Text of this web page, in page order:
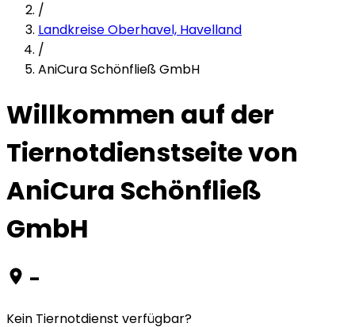
/
Landkreise Oberhavel, Havelland
/
AniCura Schönfließ GmbH
Willkommen auf der
Tiernotdienstseite von
AniCura Schönfließ
GmbH
-
Kein Tiernotdienst verfügbar?